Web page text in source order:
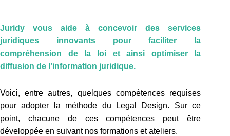
Juridy vous aide à concevoir des services
juridiques innovants pour faciliter la
compréhension de la loi et ainsi optimiser la
diffusion de l’information juridique.
Voici, entre autres, quelques compétences requises
pour adopter la méthode du Legal Design. Sur ce
point, chacune de ces compétences peut être
développée en suivant nos formations et ateliers.